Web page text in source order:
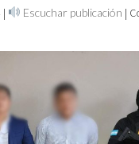
| Escuchar publicación |